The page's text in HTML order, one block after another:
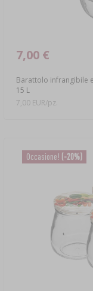
Barattolo infrangibile
15 L
7,00 €
7,00 EUR/pz.
Occasione! (-20%)